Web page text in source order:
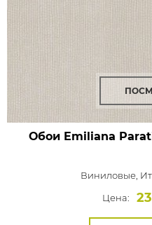
Обои Emiliana
Виниловые,
Цена: